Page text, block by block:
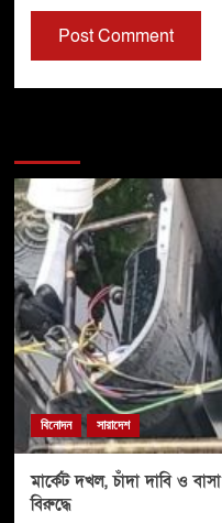
বিনোদন সারাদেশ
মার্কেট দখল, চাঁদা দাবি ও
বিরুদ্ধে